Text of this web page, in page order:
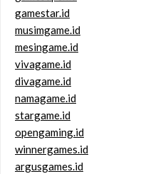
gamestar.id
musimgame.id
mesingame.id
vivagame.id
divagame.id
namagame.id
stargame.id
opengaming.id
winnergames.id
argusgames.id